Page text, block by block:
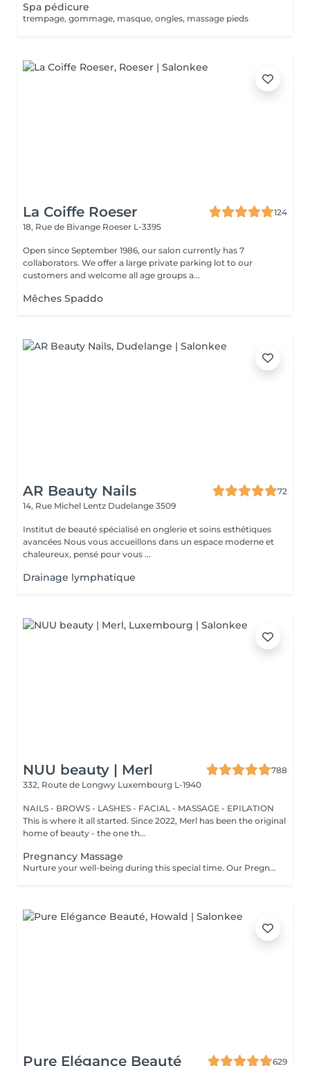
Spa pédicure
trempage, gommage, masque, ongles, massage pieds
La Coiffe Roeser
124
18, Rue de Bivange Roeser L-3395
Open since September 1986, our salon currently has 7
collaborators. We offer a large private parking lot to our
customers and welcome all age groups a...
Mêches Spaddo
AR Beauty Nails
72
14, Rue Michel Lentz Dudelange 3509
Institut de beauté spécialisé en onglerie et soins esthétiques
avancées Nous vous accueillons dans un espace moderne et
chaleureux, pensé pour vous ...
Drainage lymphatique
NUU beauty | Merl
788
332, Route de Longwy Luxembourg L-1940
NAILS - BROWS - LASHES - FACIAL - MASSAGE - EPILATION
This is where it all started. Since 2022, Merl has been the original
home of beauty - the one th...
Pregnancy Massage
Nurture your well-being during this special time. Our Pregnancy Massage is a gentle, relaxing treatment designed to reduce muscle tension, improve circulation, and ease discomfort commonly experienced during pregnancy. Soft, flowing techniques and comfortable side-lying positioning provide deep relaxation without placing pressure on the abdomen. Hypoallergenic, unscented oils are used to care for sensitive skin and maintain comfort throughout the session. This massage helps relieve tension in the lower back and shoulders, reduces swelling and heaviness in the legs, improves overall circulation, and promotes a sense of ease and balance in the body. This treatment is performed only with the approval of your doctor.
Pure Elégance Beauté 629